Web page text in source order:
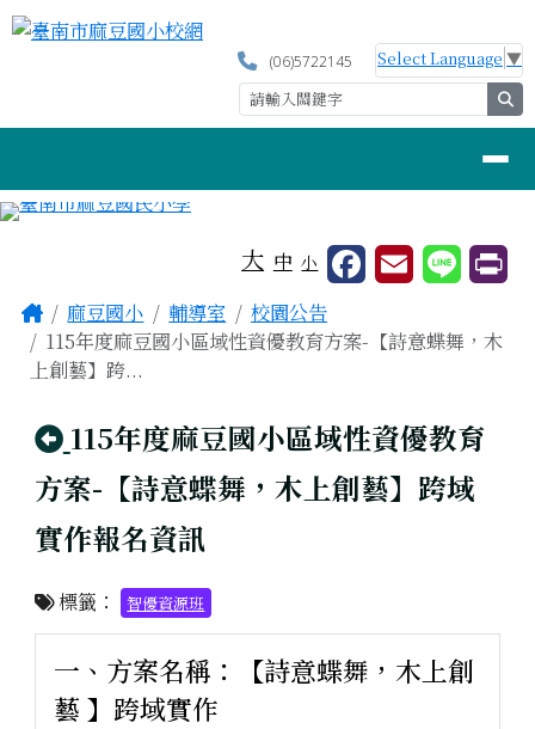
跳至主內容區
臺南市麻豆國小校網
(06)5722145 Select Language ▼
大 中 小
主內容區域
Home麻豆國小 輔導室
校園公告
115年度麻豆國小區域性資優教育方案-【詩意蝶舞，木
上創藝】跨...
回上頁
115年度麻豆國小區域性資優教育
方案-【詩意蝶舞，木上創藝】跨域
實作報名資訊
標籤： 智優資源班
一、方案名稱：【詩意蝶舞，木上創
藝 】跨域實作
頁尾區域